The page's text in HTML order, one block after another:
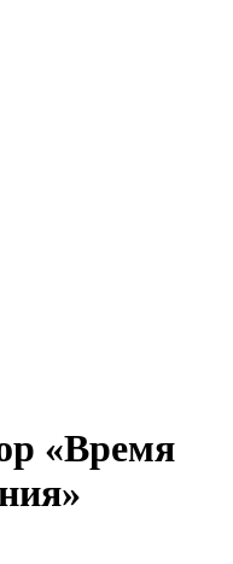
«Время